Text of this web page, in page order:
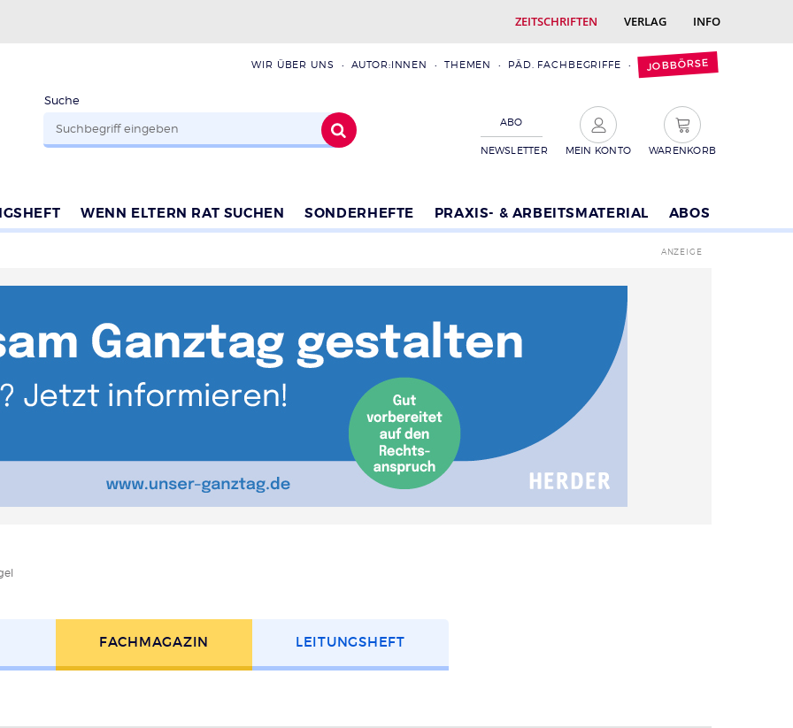
ZEITSCHRIFTEN VERLAG INFO
WIR ÜBER UNS AUTOR:INNEN THEMEN PÄD. FACHBEGRIFFE JOBBÖRSE
Suche
ABO
NEWSLETTER MEIN KONTO WARENKORB
WENN ELTERN RAT SUCHEN SONDERHEFTE PRAXIS- & ARBEITSMATERIAL ABOS
FACH­MAGAZIN LEITUNGS­HEFT